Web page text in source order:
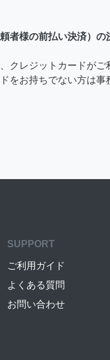
者様の前払い決済）の
クレジットカードがご
をお持ちでない方は事
SUPPORT
ご利用ガイド
よくある質問
お問い合わせ